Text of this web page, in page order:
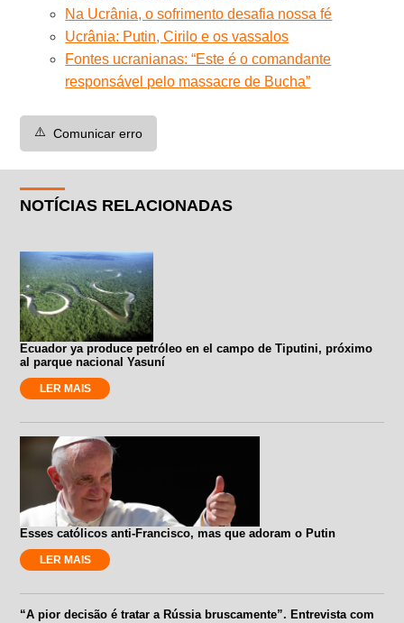
Na Ucrânia, o sofrimento desafia nossa fé
Ucrânia: Putin, Cirilo e os vassalos
Fontes ucranianas: “Este é o comandante
responsável pelo massacre de Bucha”
⚠️ Comunicar erro
NOTÍCIAS RELACIONADAS
Ecuador ya produce petróleo en el campo de Tiputini, próximo
al parque nacional Yasuní
LER MAIS
Esses católicos anti-Francisco, mas que adoram o Putin
LER MAIS
“A pior decisão é tratar a Rússia bruscamente”. Entrevista com